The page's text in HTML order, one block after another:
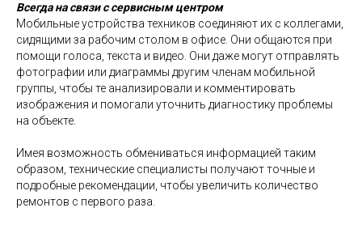
Всегда на связи с сервисным центром
Мобильные устройства техников соединяют их с коллегами,
сидящими за рабочим столом в офисе. Они общаются при
помощи голоса, текста и видео. Они даже могут отправлять
фотографии или диаграммы другим членам мобильной
группы, чтобы те анализировали и комментировать
изображения и помогали уточнить диагностику проблемы
на объекте.
Имея возможность обмениваться информацией таким
образом, технические специалисты получают точные и
подробные рекомендации, чтобы увеличить количество
ремонтов с первого раза.